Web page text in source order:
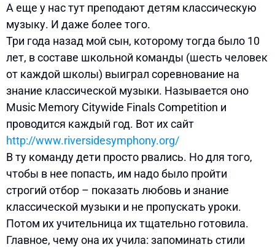
А еще у нас тут преподают детям классическую
музыку. И даже более того.
Три года назад мой сын, которому тогда было 10
лет, в составе школьной команды (шесть человек
от каждой школы) выиграл соревнование на
знание классической музыки. Называется оно
Music Memory Citywide Finals Competition и
проводится каждый год. Вот их сайт
http://www.riversidesymphony.org/
В ту команду дети просто рвались. Но для того,
чтобы в нее попасть, им надо было пройти
строгий отбор – показать любовь и знание
классической музыки и не пропускать уроки.
Потом их учительница их тщательно готовила.
Главное, чему она их учила: запоминать стили